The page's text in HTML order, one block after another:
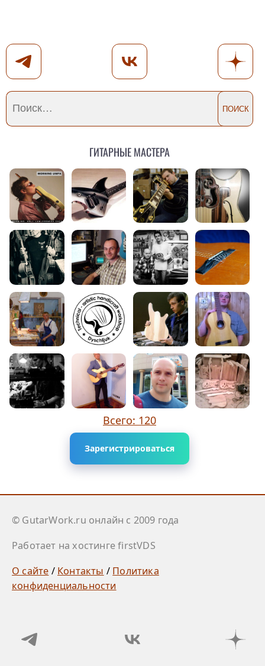
Гитарные мастера
Всего: 120
Зарегистрироваться
© GutarWork.ru онлайн c 2009 года
Работает на хостинге firstVDS
О сайте / Контакты / Политика
конфиденциальности